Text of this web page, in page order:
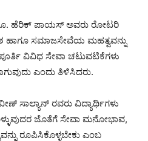
ರೊ. ಹೆರಿಕ್ ಪಾಯಸ್ ಅವರು ರೋಟರಿ
ಹಾಗೂ ಸಮಾಜಸೇವೆಯ ಮಹತ್ವವನ್ನು
ವಿವಿಧ ಸೇವಾ ಚಟುವಟಿಕೆಗಳು
ಎಂದು ತಿಳಿಸಿದರು.
ಸಾಲ್ಯಾನ್ ರವರು ವಿದ್ಯಾರ್ಥಿಗಳು
ಜೊತೆಗೆ ಸೇವಾ ಮನೋಭಾವ,
ರೂಪಿಸಿಕೊಳ್ಳಬೇಕು ಎಂಬ